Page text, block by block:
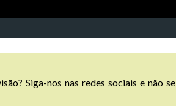
Siga-nos nas redes sociais e não se